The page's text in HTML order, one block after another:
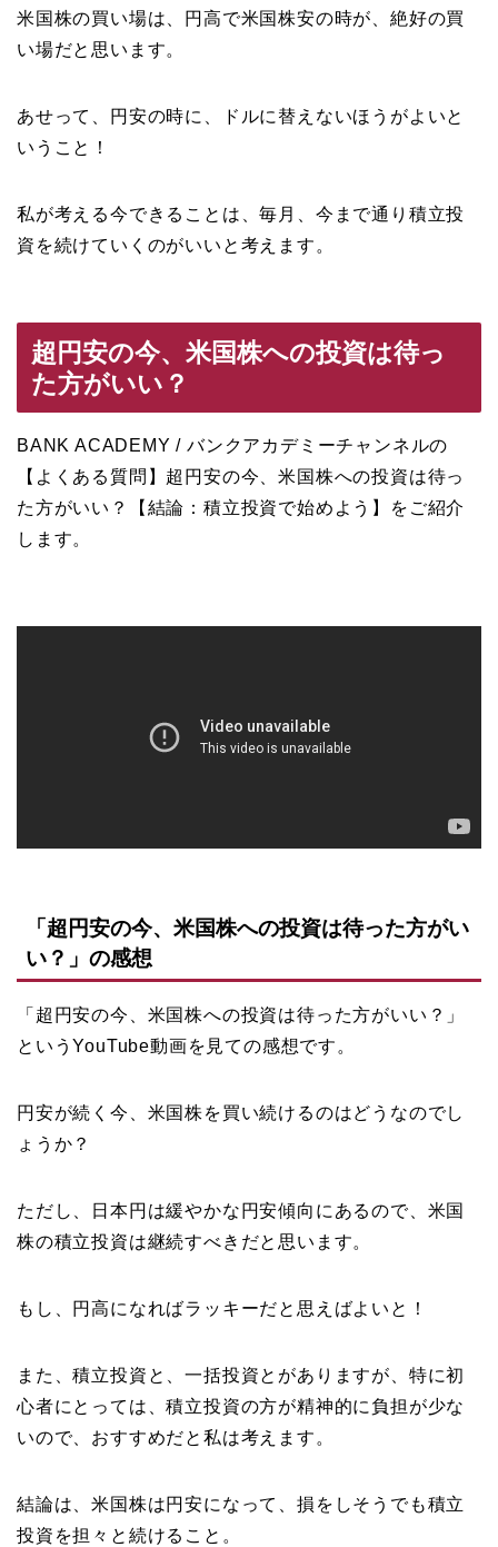
米国株の買い場は、円高で米国株安の時が、絶好の買
い場だと思います。
あせって、円安の時に、ドルに替えないほうがよいと
いうこと！
私が考える今できることは、毎月、今まで通り積立投
資を続けていくのがいいと考えます。
超円安の今、米国株への投資は待っ
た方がいい？
BANK ACADEMY / バンクアカデミーチャンネルの
【よくある質問】超円安の今、米国株への投資は待っ
た方がいい？【結論：積立投資で始めよう】をご紹介
します。
「超円安の今、米国株への投資は待った方がい
い？」の感想
「超円安の今、米国株への投資は待った方がいい？」
というYouTube動画を見ての感想です。
円安が続く今、米国株を買い続けるのはどうなのでし
ょうか？
ただし、日本円は緩やかな円安傾向にあるので、米国
株の積立投資は継続すべきだと思います。
もし、円高になればラッキーだと思えばよいと！
また、積立投資と、一括投資とがありますが、特に初
心者にとっては、積立投資の方が精神的に負担が少な
いので、おすすめだと私は考えます。
結論は、米国株は円安になって、損をしそうでも積立
投資を担々と続けること。